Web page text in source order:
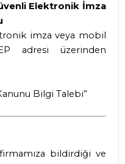
Elektronik İmza
imza veya mobil
adresi üzerinden
Bilgi Talebi”
bildirdiği ve